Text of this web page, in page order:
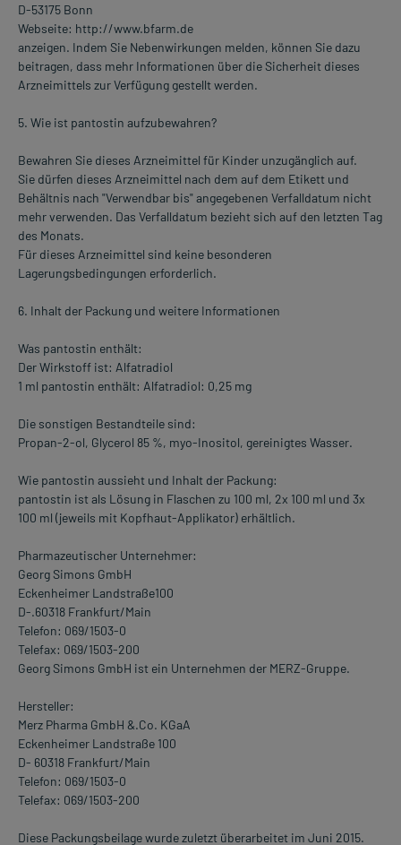
D-53175 Bonn
Webseite: http://www.bfarm.de
anzeigen. Indem Sie Nebenwirkungen melden, können Sie dazu
beitragen, dass mehr Informationen über die Sicherheit dieses
Arzneimittels zur Verfügung gestellt werden.
5. Wie ist pantostin aufzubewahren?
Bewahren Sie dieses Arzneimittel für Kinder unzugänglich auf.
Sie dürfen dieses Arzneimittel nach dem auf dem Etikett und
Behältnis nach "Verwendbar bis" angegebenen Verfalldatum nicht
mehr verwenden. Das Verfalldatum bezieht sich auf den letzten Tag
des Monats.
Für dieses Arzneimittel sind keine besonderen
Lagerungsbedingungen erforderlich.
6. Inhalt der Packung und weitere Informationen
Was pantostin enthält:
Der Wirkstoff ist: Alfatradiol
1 ml pantostin enthält: Alfatradiol: 0,25 mg
Die sonstigen Bestandteile sind:
Propan-2-ol, Glycerol 85 %, myo-Inositol, gereinigtes Wasser.
Wie pantostin aussieht und Inhalt der Packung:
pantostin ist als Lösung in Flaschen zu 100 ml, 2x 100 ml und 3x
100 ml (jeweils mit Kopfhaut-Applikator) erhältlich.
Pharmazeutischer Unternehmer:
Georg Simons GmbH
Eckenheimer Landstraße100
D-.60318 Frankfurt/Main
Telefon: 069/1503-0
Telefax: 069/1503-200
Georg Simons GmbH ist ein Unternehmen der MERZ-Gruppe.
Hersteller:
Merz Pharma GmbH &.Co. KGaA
Eckenheimer Landstraße 100
D- 60318 Frankfurt/Main
Telefon: 069/1503-0
Telefax: 069/1503-200
Diese Packungsbeilage wurde zuletzt überarbeitet im Juni 2015.